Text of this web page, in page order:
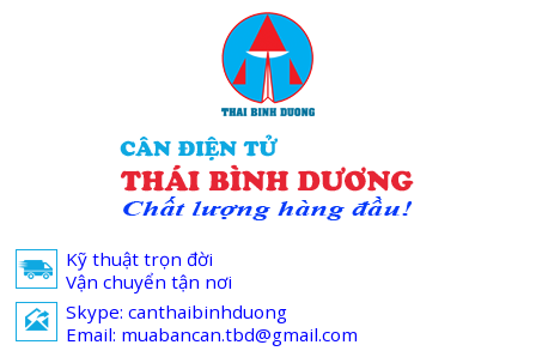
Kỹ thuật trọn đời
Vận chuyển tận nơi
Skype: canthaibinhduong
Email: muabancan.tbd@gmail.com